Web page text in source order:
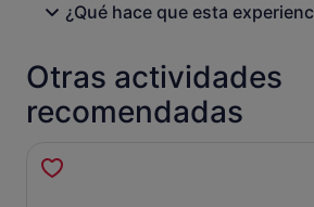
¿Qué hace que esta
Otras actividades
recomendadas